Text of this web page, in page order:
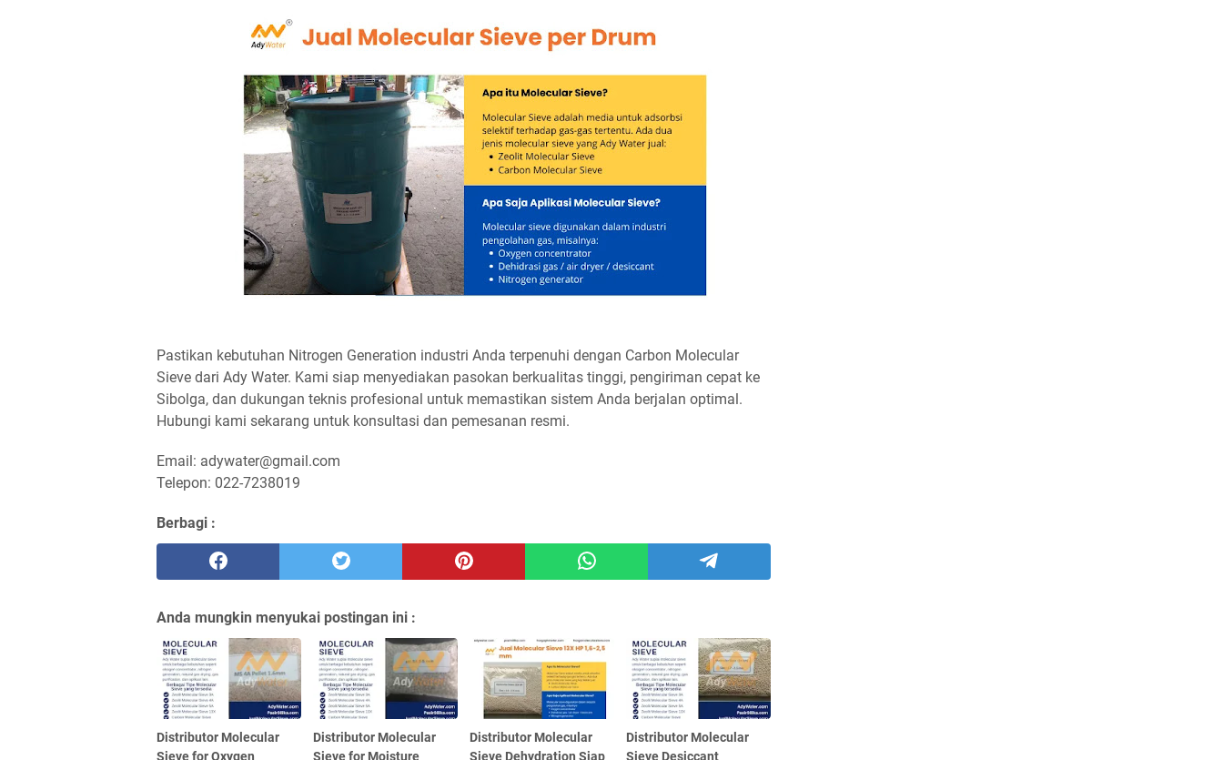
Pastikan kebutuhan Nitrogen Generation industri Anda terpenuhi dengan Carbon Molecular
Sieve dari Ady Water. Kami siap menyediakan pasokan berkualitas tinggi, pengiriman cepat ke
Sibolga, dan dukungan teknis profesional untuk memastikan sistem Anda berjalan optimal.
Hubungi kami sekarang untuk konsultasi dan pemesanan resmi.
Email: adywater@gmail.com
Telepon: 022-7238019
Berbagi :
Anda mungkin menyukai postingan ini :
Distributor Molecular
Sieve for Oxygen
Distributor Molecular
Sieve for Moisture
Distributor Molecular
Sieve Dehydration Siap
Distributor Molecular
Sieve Desiccant